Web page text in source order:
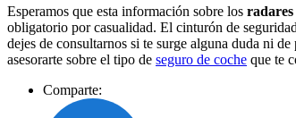
Esperamos que esta información sobre los
obligatorio por casualidad. El cinturón de
dejes de consultarnos si te surge alguna duda ni
asesorarte sobre el tipo de seguro de coche que te
Comparte: